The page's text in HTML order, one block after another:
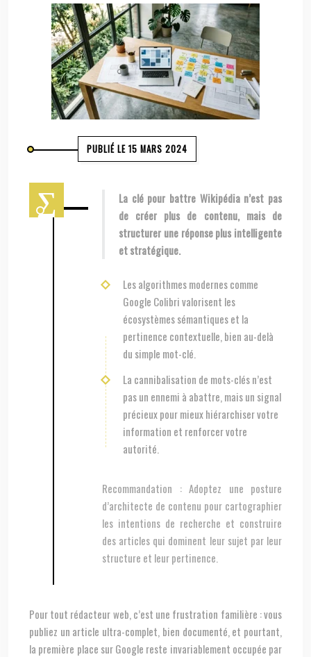
PUBLIÉ LE 15 MARS 2024
La clé pour battre Wikipédia n’est pas
de créer plus de contenu, mais de
structurer une réponse plus intelligente
et stratégique.
Les algorithmes modernes comme
Google Colibri valorisent les
écosystèmes sémantiques et la
pertinence contextuelle, bien au-delà
du simple mot-clé.
La cannibalisation de mots-clés n’est
pas un ennemi à abattre, mais un signal
précieux pour mieux hiérarchiser votre
information et renforcer votre
autorité.
Recommandation :Adoptez une posture
d’architecte de contenu pour cartographier
les intentions de recherche et construire
des articles qui dominent leur sujet par leur
structure et leur pertinence.
Pour tout rédacteur web, c’est une frustration familière : vous
publiez un article ultra-complet, bien documenté, et pourtant,
la première place sur Google reste invariablement occupée par